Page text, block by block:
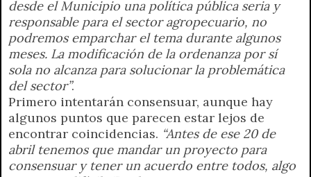
desde el Municipio una política pública seria y
responsable para el sector agropecuario, no
podremos emparchar el tema durante algunos
meses. La modificación de la ordenanza por sí
sola no alcanza para solucionar la problemática
del sector”.
Primero intentarán consensuar, aunque hay
algunos puntos que parecen estar lejos de
encontrar coincidencias. “Antes de ese 20 de
abril tenemos que mandar un proyecto para
consensuar y tener un acuerdo entre todos, algo